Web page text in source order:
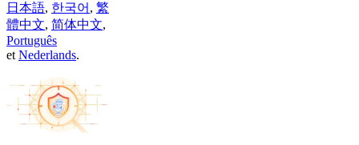
日本語, 한국어 , 繁
體中文, 简体中文,
Português
et Nederlands.